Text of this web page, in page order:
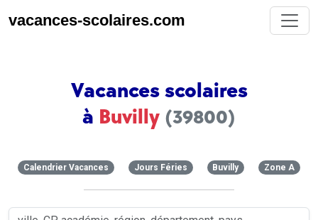
vacances-scolaires.com
Vacances scolaires
à Buvilly (39800)
Calendrier Vacances Jours Féries Buvilly Zone A